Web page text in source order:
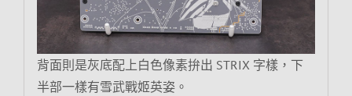
背面則是灰底配上白色像素拚出 STRIX 字樣，下
半部一樣有雪武戰姬英姿。